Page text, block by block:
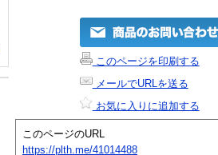
このページを印刷する
メールでURLを送る
お気に入りに追加する
このページのURL
https://plth.me/41014488